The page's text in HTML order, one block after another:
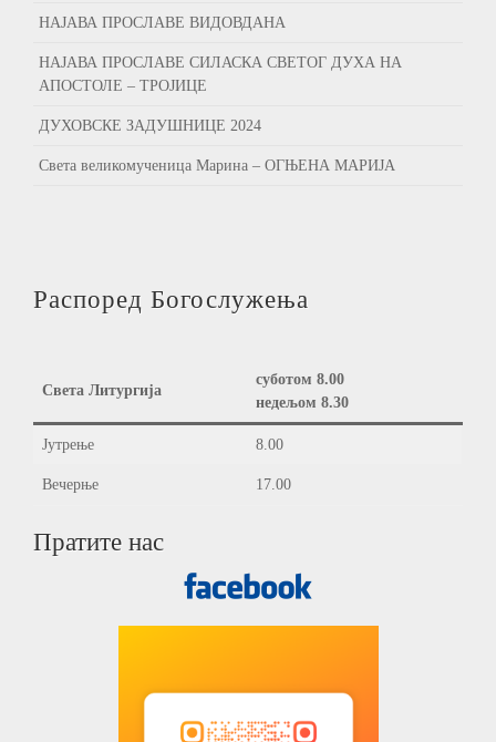
НАЈАВА ПРОСЛАВЕ ВИДОВДАНА
НАЈАВА ПРОСЛАВЕ СИЛАСКА СВЕТОГ ДУХА НА
АПОСТОЛЕ – ТРОЈИЦЕ
ДУХОВСКЕ ЗАДУШНИЦЕ 2024
Света великомученица Марина – ОГЊЕНА МАРИЈА
Распоред Богослужења
Света Литургија
суботом 8.00
недељом 8.30
Јутрење 8.00
Вечерње 17.00
Пратите нас